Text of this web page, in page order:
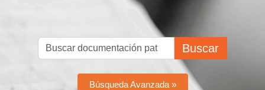
Buscar
Búsqueda Avanzada »